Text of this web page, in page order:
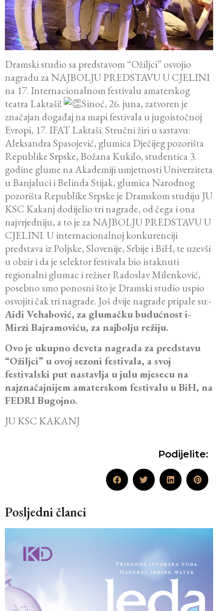
Dramski studio sa predstavom “Ožiljci” osvojio
nagradu za NAJBOLJU PREDSTAVU U CJELINI
na 17. Internacionalnom festivalu amaterskog
teatra Laktaši!
Sinoć, 26. juna, zatvoren je
značajan događaj na mapi festivala u jugoistočnoj
Evropi, 17. IFAT Laktaši. Stručni žiri u sastavu:
Aleksandra Spasojević, glumica Dječijeg pozorišta
Republike Srpske, Božana Kukilo, studentica 3.
godine glume na Akademiji umjetnosti Univerziteta
u Banjaluci i Belinda Stijak, glumica Narodnog
pozorišta Republike Srpske je Dramskom studiju JU
KSC Kakanj dodijelio tri nagrade, od čega i ona
najvrjedniju, a to je za NAJBOLJU PREDSTAVU U
CJELINI. U internacionalnoj konkurenciji
predstava iz Poljske, Slovenije, Srbije i BiH, te uzevši
u obzir i da je selektor festivala bio istaknuti
regionalni glumac i režiser Radoslav Milenković,
posebno smo ponosni što je Dramski studio uspio
osvojiti čak tri nagrade. Još dvije nagrade pripale su:-
Aidi Vehabović, za glumačku budućnost i-
Mirzi Bajramoviću, za najbolju režiju.
Ovo je ukupno deveta nagrada za predstavu
“Ožiljci” u ovoj sezoni festivala, a svoj
festivalski put nastavlja u julu mjesecu na
najznačajnijem amaterskom festivalu u BiH, na
FEDRI Bugojno.
JU KSC KAKANJ
Podijelite:
Posljedni članci